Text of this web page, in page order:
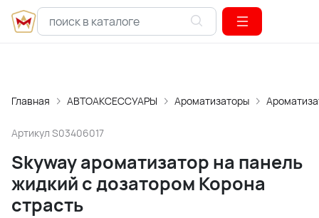
Главная АВТОАКСЕССУАРЫ Ароматизаторы
Артикул S03406017
Skyway ароматизатор на панель
жидкий с дозатором Корона
страсть